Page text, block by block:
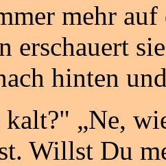
mehr
erschauert
hinten
„Ne,
Willst Du